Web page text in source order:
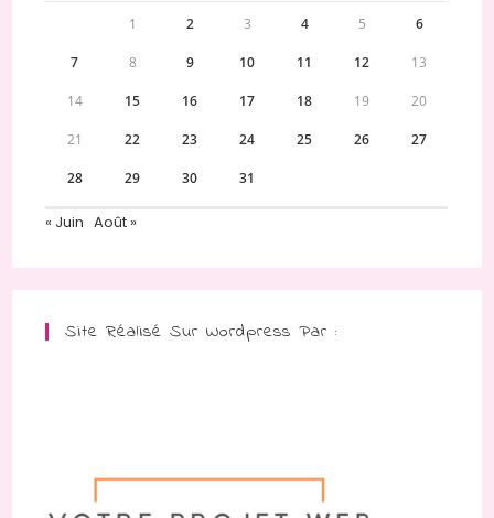
1 2 3 4 5 6
7 8 9 10 11 12 13
14 15 16 17 18 19 20
21 22 23 24 25 26 27
28 29 30 31
« Juin Août »
Site Réalisé Sur Wordpress Par :